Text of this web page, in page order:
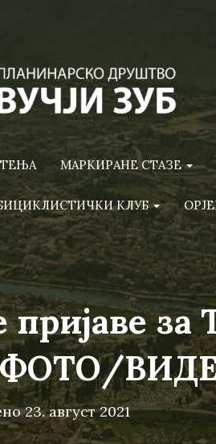
МАРКИРАНЕ СТАЗЕ
КЛУБ
пријаве за
23. август 2021